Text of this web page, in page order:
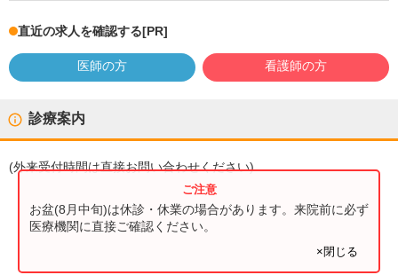
直近の求人を確認する[PR]
医師の方 看護師の方
診療案内
(外来受付時間は直接お問い合わせください)
お盆(8月中旬)は休診・休業の場合があります。来院前に必ず
医療機関に直接ご確認ください。
×閉じる